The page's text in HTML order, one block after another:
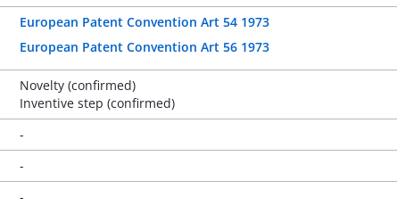
European Patent Convention Art 54 1973
European Patent Convention Art 56 1973
Novelty (confirmed)
Inventive step (confirmed)
-
-
-